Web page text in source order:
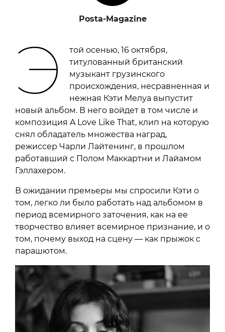
Posta-Magazine
Э
той осенью, 16 октября,
титулованный британский
музыкант грузинского
происхождения, несравненная и
нежная Кэти Мелуа выпустит
новый альбом. В него войдет в том числе и
композиция A Love Like That, клип на которую
снял обладатель множества наград,
режиссер Чарли Лайтенинг, в прошлом
работавший с Полом Маккартни и Лайамом
Гэллахером.
В ожидании премьеры мы спросили Кэти о
том, легко ли было работать над альбомом в
период всемирного заточения, как на ее
творчество влияет всемирное признание, и о
том, почему выход на сцену — как прыжок с
парашютом.